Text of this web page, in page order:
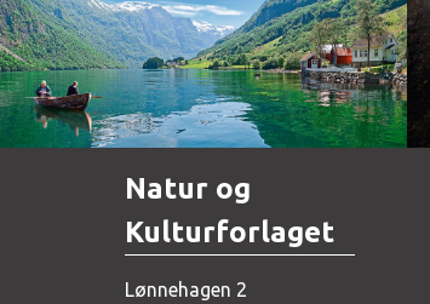
Norway
Natur og
Kulturforlaget
Lønnehagen 2